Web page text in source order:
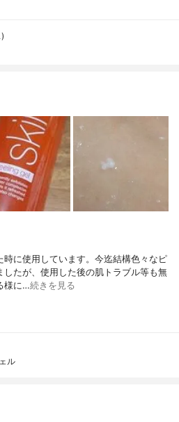
時に使用しています。今迄結構色々なピ
したが、使用した後の肌トラブル等も無
様に…続きを見る
ル